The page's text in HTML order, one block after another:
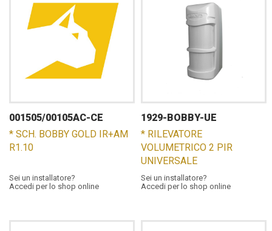
001505/00105AC-CE
* SCH. BOBBY GOLD IR+AM
R1.10
Sei un installatore?
Accedi per lo shop online
1929-BOBBY-UE
* RILEVATORE
VOLUMETRICO 2 PIR
UNIVERSALE
Sei un installatore?
Accedi per lo shop online